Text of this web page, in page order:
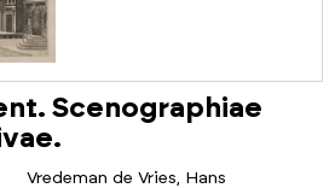
Scenographiae
Vredeman de Vries, Hans